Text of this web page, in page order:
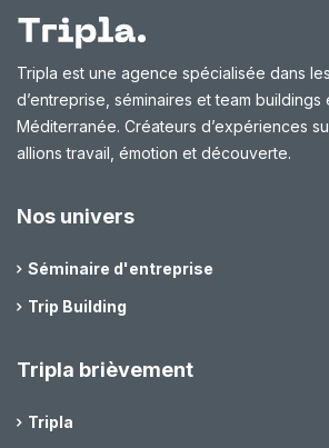
Tripla est une agence spécialisée dans
d’entreprise, séminaires et team buildings
Méditerranée. Créateurs d’expériences
allions travail, émotion et découverte.
Nos univers
Séminaire d'entreprise
Trip Building
Tripla brièvement
Tripla